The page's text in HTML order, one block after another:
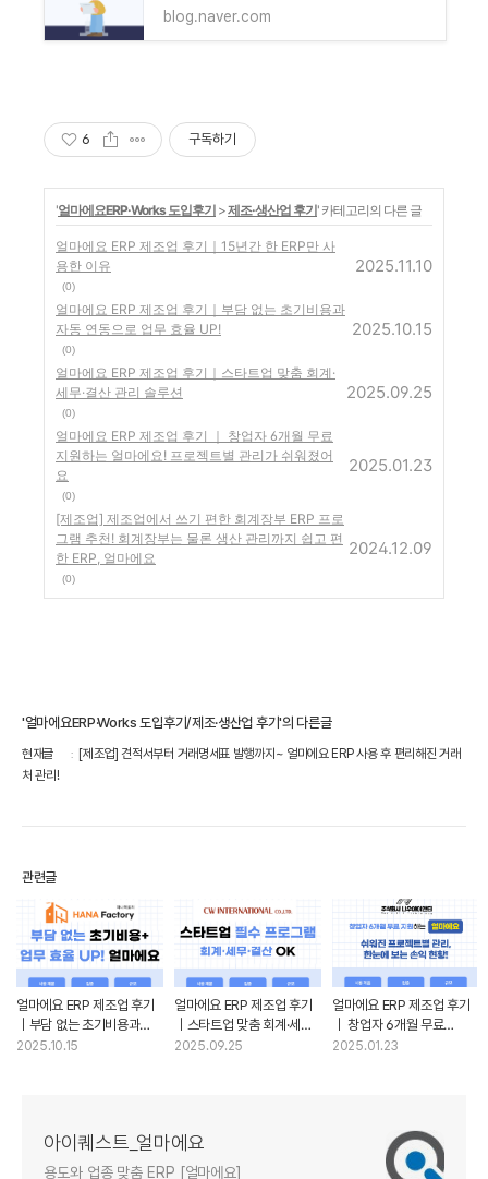
blog.naver.com
6 구독하기
'얼마에요ERP·Works 도입후기 >제조·생산업 후기' 카테고리의 다른 글
얼마에요 ERP 제조업 후기｜15년간 한 ERP만 사
용한 이유
(0)
2025.11.10
얼마에요 ERP 제조업 후기｜부담 없는 초기비용과
자동 연동으로 업무 효율 UP!
(0)
2025.10.15
얼마에요 ERP 제조업 후기｜스타트업 맞춤 회계·
세무·결산 관리 솔루션
(0)
2025.09.25
얼마에요 ERP 제조업 후기 ｜ 창업자 6개월 무료
지원하는 얼마에요! 프로젝트별 관리가 쉬워졌어
요
(0)
2025.01.23
[제조업] 제조업에서 쓰기 편한 회계장부 ERP 프로
그램 추천! 회계장부는 물론 생산 관리까지 쉽고 편
한 ERP, 얼마에요
(0)
2024.12.09
'얼마에요ERP·Works 도입후기/제조·생산업 후기'의 다른글
현재글
[제조업] 견적서부터 거래명세표 발행까지~ 얼마에요 ERP 사용 후 편리해진 거래
처 관리!
관련글
얼마에요 ERP 제조업 후기
｜부담 없는 초기비용과
자동 연동으로 업무 효율
2025.10.15
얼마에요 ERP 제조업 후기
｜스타트업 맞춤 회계·세무·
결산 관리 솔루션
2025.09.25
얼마에요 ERP 제조업 후기
｜ 창업자 6개월 무료
지원하는 얼마에요!
2025.01.23
아이퀘스트_얼마에요
용도와 업종 맞춤 ERP [얼마에요]